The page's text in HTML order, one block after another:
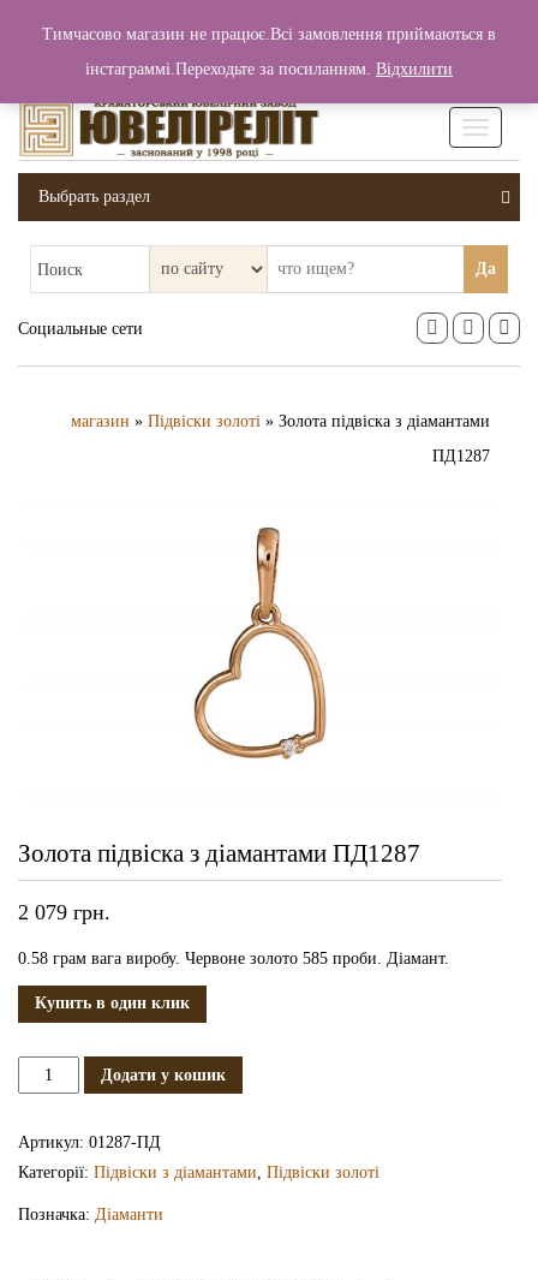
Вход / Регистрация 0 грн.
Выбрать раздел
Поиск Да
Социальные сети
магазин » Підвіски золоті » Золота підвіска з діамантами
ПД1287
Золота підвіска з діамантами ПД1287
2 079 грн.
0.58 грам вага виробу. Червоне золото 585 проби. Діамант.
Купить в один клик
Золота
кількість
Додати у кошик
Артикул: 01287-ПД
Категорії: Підвіски з діамантами, Підвіски золоті
Позначка: Діаманти
Тимчасово магазин не працює.Всі замовлення приймаються в
інстаграммі.Переходьте за посиланням. Відхилити